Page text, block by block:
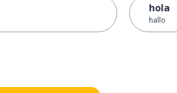
hola
hallo